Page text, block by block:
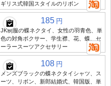
ギリス式韓国スタイルのリボン
185 円
JK制服の蝶ネクタイ、女性の羽青色、単
色の対角ボクサー、学生襟、花、蝶、セ
ーラースーツアクセサリー
108 円
メンズブラックの蝶ネクタイシャツ、ス
ーツ、リボン、新郎結婚式、韓国版、単